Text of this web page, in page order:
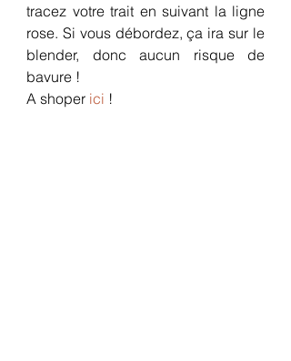
tracez votre trait en suivant la ligne
rose. Si vous débordez, ça ira sur le
blender, donc aucun risque de
bavure !
A shoper ici !